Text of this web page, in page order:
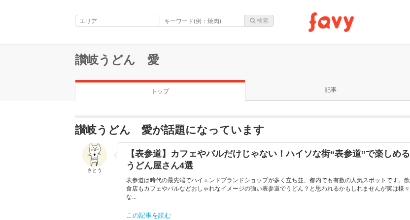
讃岐うどん 愛
トップ 記事
讃岐うどん 愛が話題になっています
さとう
【表参道】カフェやバルだけじゃない！ハイソな街“表参道”で楽しめる
うどん屋さん4選
表参道は時代の最先端でハイエンドブランドショップが多く立ち並、都内でも有数の人気スポットです。飲
食店もカフェやバルなどおしゃれなイメージの強い表参道でうどん？と思われるかもしれませんが実は様々
な...
この記事を読む